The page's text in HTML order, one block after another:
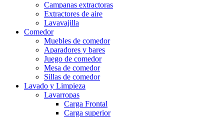
Campanas extractoras
Extractores de aire
Lavavajilla
Comedor
Muebles de comedor
Aparadores y bares
Juego de comedor
Mesa de comedor
Sillas de comedor
Lavado y Limpieza
Lavarropas
Carga Frontal
Carga superior